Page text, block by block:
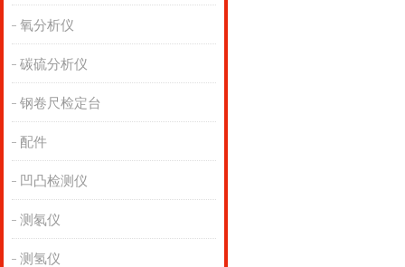
氧分析仪
碳硫分析仪
钢卷尺检定台
配件
凹凸检测仪
测氡仪
测氢仪